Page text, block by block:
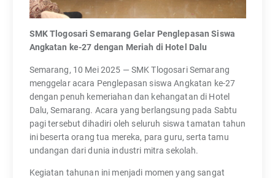
SMK Tlogosari Semarang Gelar Penglepasan Siswa
Angkatan ke-27 dengan Meriah di Hotel Dalu
Semarang, 10 Mei 2025 — SMK Tlogosari Semarang
menggelar acara Penglepasan siswa Angkatan ke-27
dengan penuh kemeriahan dan kehangatan di Hotel
Dalu, Semarang. Acara yang berlangsung pada Sabtu
pagi tersebut dihadiri oleh seluruh siswa tamatan tahun
ini beserta orang tua mereka, para guru, serta tamu
undangan dari dunia industri mitra sekolah.
Kegiatan tahunan ini menjadi momen yang sangat